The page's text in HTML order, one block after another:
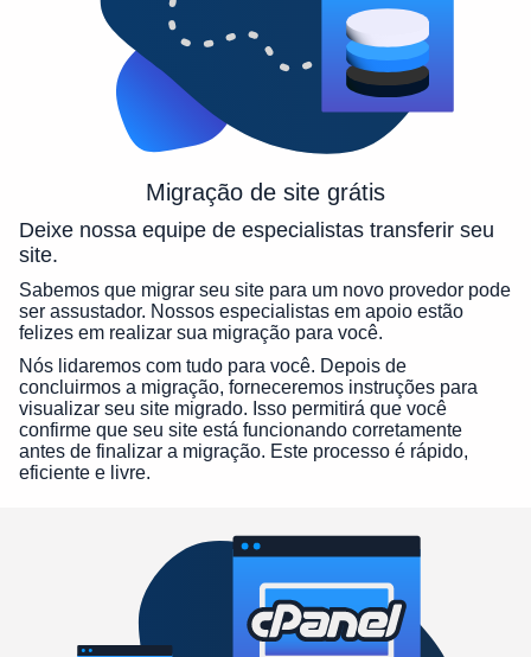
Migração de site grátis
Deixe nossa equipe de especialistas transferir seu
site.
Sabemos que migrar seu site para um novo provedor pode
ser assustador. Nossos especialistas em apoio estão
felizes em realizar sua migração para você.
Nós lidaremos com tudo para você. Depois de
concluirmos a migração, forneceremos instruções para
visualizar seu site migrado. Isso permitirá que você
confirme que seu site está funcionando corretamente
antes de finalizar a migração. Este processo é rápido,
eficiente e livre.